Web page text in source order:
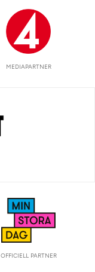
MEDIAPARTNER
OFFICIELL PARTNER